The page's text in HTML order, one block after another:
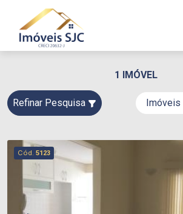
1 IMÓVEL
Refinar Pesquisa
Cód. 5123